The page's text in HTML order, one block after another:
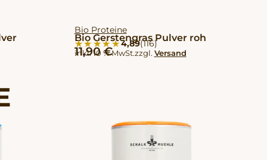
Bio Proteine
Bio Gerstengras Pulver roh
★★★★★
★★★★★4,89(116)
11,90€
inkl. 10 % MwSt.zzgl. Versand